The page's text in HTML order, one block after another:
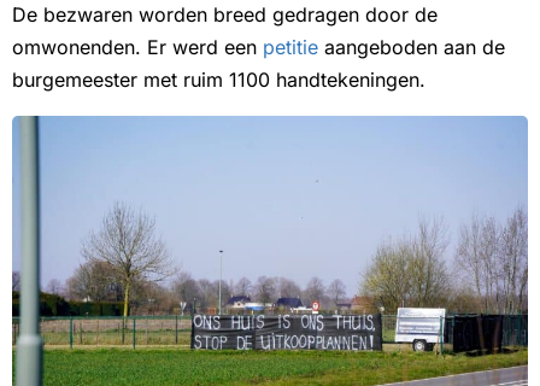
De bezwaren worden breed gedragen door de
omwonenden. Er werd een petitie aangeboden aan de
burgemeester met ruim 1100 handtekeningen.